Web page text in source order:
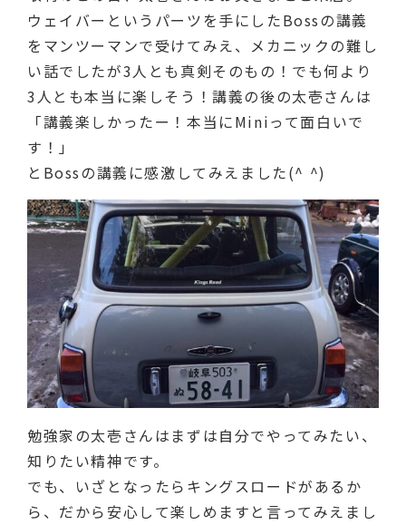
ウェイバーというパーツを手にしたBossの講義
をマンツーマンで受けてみえ、メカニックの難し
い話でしたが3人とも真剣そのもの！でも何より
3人とも本当に楽しそう！講義の後の太壱さんは
「講義楽しかったー！本当にMiniって面白いで
す！」
とBossの講義に感激してみえました(^ ^)
勉強家の太壱さんはまずは自分でやってみたい、
知りたい精神です。
でも、いざとなったらキングスロードがあるか
ら、だから安心して楽しめますと言ってみえまし